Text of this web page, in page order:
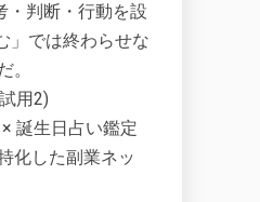
・判断・行動を設
」では終わらせな
。
用2)
誕生日占い鑑定
化した副業ネッ